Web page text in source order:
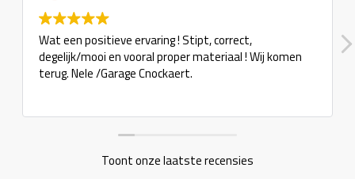
Wat een positieve ervaring ! Stipt, correct,
degelijk/mooi en vooral proper materiaal ! Wij komen
terug. Nele /Garage Cnockaert.
Toont onze laatste recensies